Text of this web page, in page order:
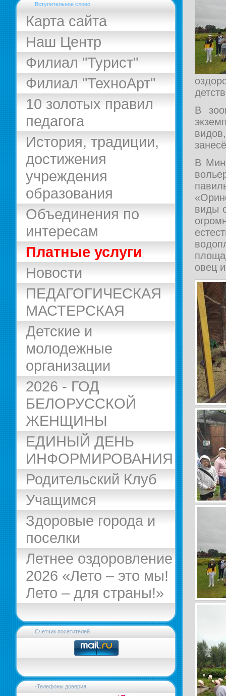
Вступительное слово
Карта сайта
Наш Центр
Филиал "Турист"
Филиал "ТехноАрт"
10 золотых правил
педагога
История, традиции,
достижения
учреждения
образования
Объединения по
интересам
Платные услуги
Новости
ПЕДАГОГИЧЕСКАЯ
МАСТЕРСКАЯ
Детские и
молодежные
организации
2026 - ГОД
БЕЛОРУССКОЙ
ЖЕНЩИНЫ
ЕДИНЫЙ ДЕНЬ
ИНФОРМИРОВАНИЯ
Родительский Клуб
Учащимся
Здоровые города и
поселки
Летнее оздоровление
2026 «Лето – это мы!
Лето – для страны!»
Счетчик посетителей
-Телефоны доверия
В
В
виды
овец